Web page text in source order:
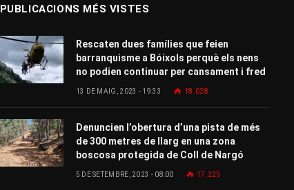
PUBLICACIONS MÉS VISTES
Rescaten dues famílies que feien
barranquisme a Bóixols perquè els nens
no podien continuar per cansament i fred
13 DE MAIG, 2023 - 19:33 18.028
Denuncien l’obertura d’una pista de més
de 300 metres de llarg en una zona
boscosa protegida de Coll de Nargó
5 DE SETEMBRE, 2023 - 08:00 17.225